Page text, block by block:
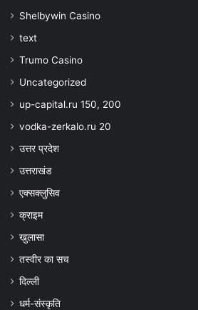
Shelbywin Casino
text
Trumo Casino
Uncategorized
up-capital.ru 150, 200
vodka-zerkalo.ru 20
उत्तर प्रदेश
उत्तराखंड
एक्सक्लुसिव
क्राइम
खुलासा
तस्वीर का सच
दिल्ली
धर्म-संस्कृति